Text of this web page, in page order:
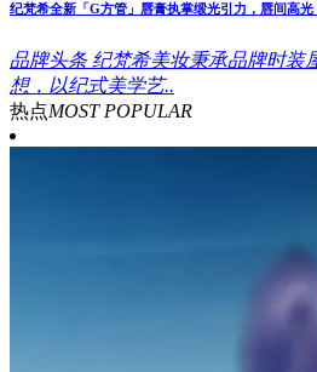
纪梵希全新「G方管」唇膏执掌缎光引力，唇间高光
品牌头条 纪梵希美妆秉承品牌时装
想，以纪式美学艺..
热点MOST POPULAR